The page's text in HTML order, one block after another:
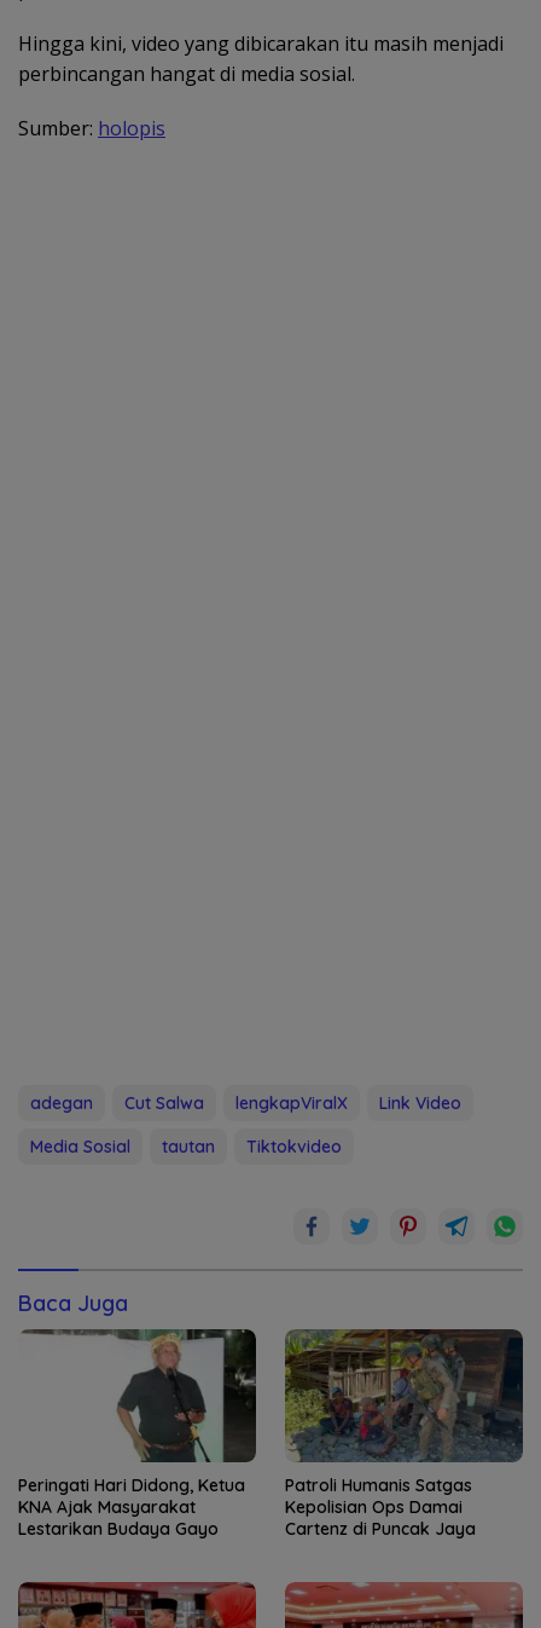
Hingga kini, video yang dibicarakan itu masih menjadi
perbincangan hangat di media sosial.
Sumber: holopis
adegan Cut Salwa lengkapViralX
Link Video
Media Sosial
tautan Tiktokvideo
Baca Juga
Peringati Hari Didong, Ketua
KNA Ajak Masyarakat
Lestarikan Budaya Gayo
Patroli Humanis Satgas
Kepolisian Ops Damai
Cartenz di Puncak Jaya